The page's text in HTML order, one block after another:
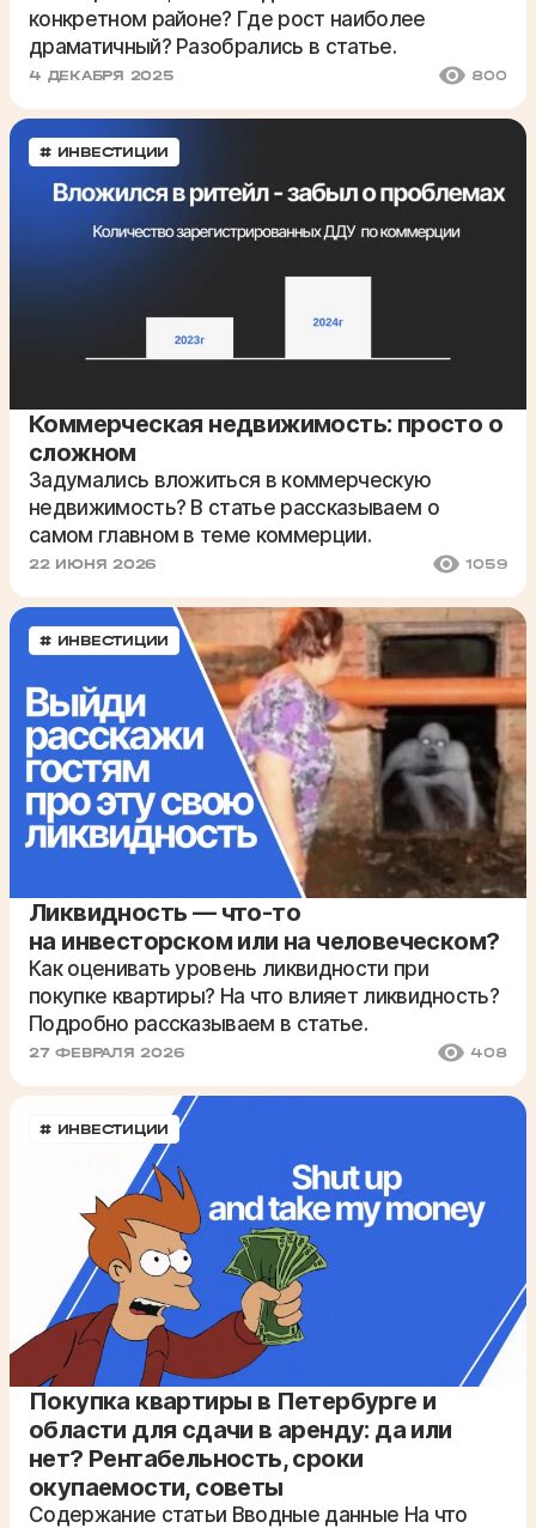
конкретном районе? Где рост наиболее
драматичный? Разобрались в статье.
4 ДЕКАБРЯ 2025 800
# ИНВЕСТИЦИИ
Коммерческая недвижимость: просто о
сложном
Задумались вложиться в коммерческую
недвижимость? В статье рассказываем о
самом главном в теме коммерции.
22 ИЮНЯ 2026 1059
# ИНВЕСТИЦИИ
Ликвидность — что-то
на инвесторском или на человеческом?
Как оценивать уровень ликвидности при
покупке квартиры? На что влияет ликвидность?
Подробно рассказываем в статье.
27 ФЕВРАЛЯ 2026 408
# ИНВЕСТИЦИИ
Покупка квартиры в Петербурге и
области для сдачи в аренду: да или
нет? Рентабельность, сроки
окупаемости, советы
Содержание статьи Вводные данные На что